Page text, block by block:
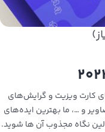
کارت ویزیت و گرایش‌های
و …، ما بهترین ایده‌های
نگاه مجذوب آن ها شوید.